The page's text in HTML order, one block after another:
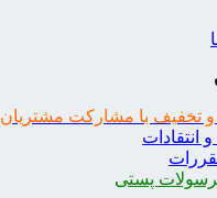
و تخفیف با مشارکت مشتریان
انتقادات
پستی